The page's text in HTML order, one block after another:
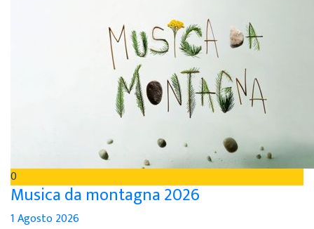
0
Musica da montagna 2026
1 Agosto 2026